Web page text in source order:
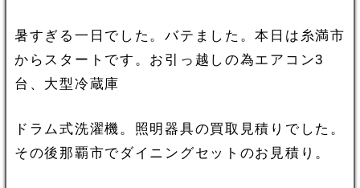
暑すぎる一日でした。バテました。本日は糸満市
からスタートです。お引っ越しの為エアコン3
台、大型冷蔵庫
ドラム式洗濯機。照明器具の買取見積りでした。
その後那覇市でダイニングセットのお見積り。